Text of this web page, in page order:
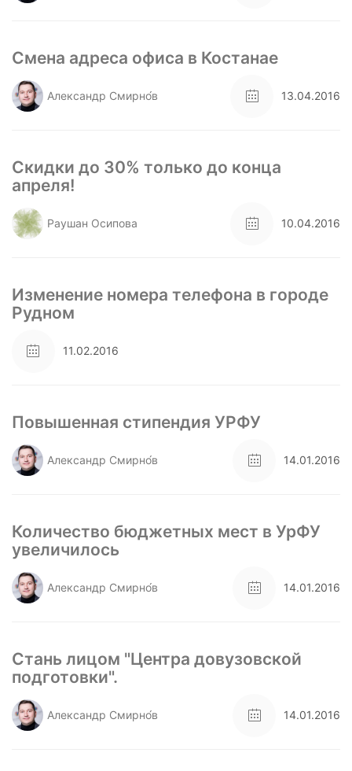
Смена адреса офиса в Костанае
Александр Смирно́в 13.04.2016
Скидки до 30% только до конца
апреля!
Раушан Осипова 10.04.2016
Изменение номера телефона в городе
Рудном
11.02.2016
Повышенная стипендия УРФУ
Александр Смирно́в 14.01.2016
Количество бюджетных мест в УрФУ
увеличилось
Александр Смирно́в 14.01.2016
Стань лицом "Центра довузовской
подготовки".
Александр Смирно́в 14.01.2016